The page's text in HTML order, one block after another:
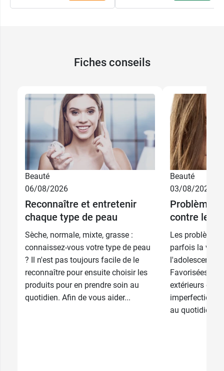
Fiches conseils
Beauté
06/08/2026
Reconnaître et entretenir
chaque type de peau
Sèche, normale, mixte, grasse :
connaissez-vous votre type de peau
? Il n'est pas toujours facile de le
reconnaître pour ensuite choisir les
produits pour en prendre soin au
quotidien. Afin de vous aider...
Beauté
03/08/2026
Problèmes
contre les
Les
parfois la vie
l'adolescence
Favorisées
extérieurs et
imperfections
au quotidien....